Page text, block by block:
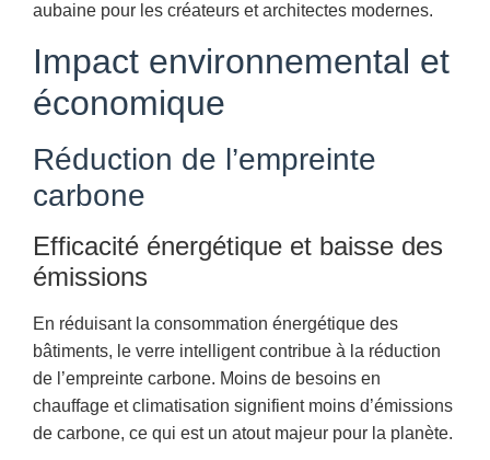
aubaine pour les créateurs et architectes modernes.
Impact environnemental et
économique
Réduction de l’empreinte
carbone
Efficacité énergétique et baisse des
émissions
En réduisant la consommation énergétique des
bâtiments, le verre intelligent contribue à la réduction
de l’empreinte carbone. Moins de besoins en
chauffage et climatisation signifient moins d’émissions
de carbone, ce qui est un atout majeur pour la planète.